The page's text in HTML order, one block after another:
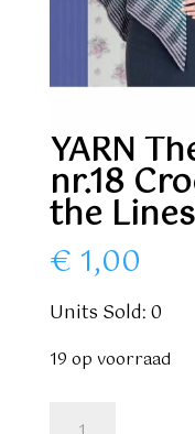
YARN
nr.18
the
€ 1,00
Units Sold: 0
19 op voorraad